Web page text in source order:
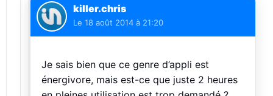
killer.chris
Le 18 août 2014 à 21:20
Je sais bien que ce genre d’appli est
énergivore, mais est-ce que juste 2 heures